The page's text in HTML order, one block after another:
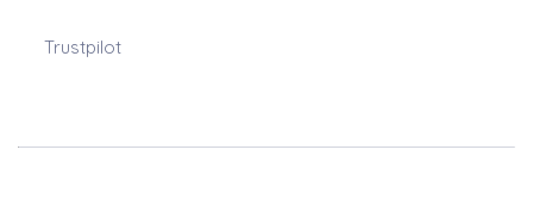
Trustpilot